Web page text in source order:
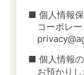
■ 個人情報
コーポレ
■ 個人情報
お預かり